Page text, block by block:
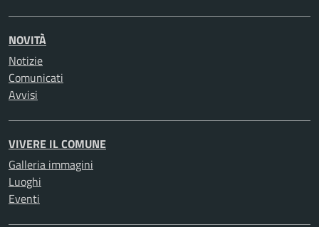
NOVITÀ
Notizie
Comunicati
Avvisi
VIVERE IL COMUNE
Galleria immagini
Luoghi
Eventi